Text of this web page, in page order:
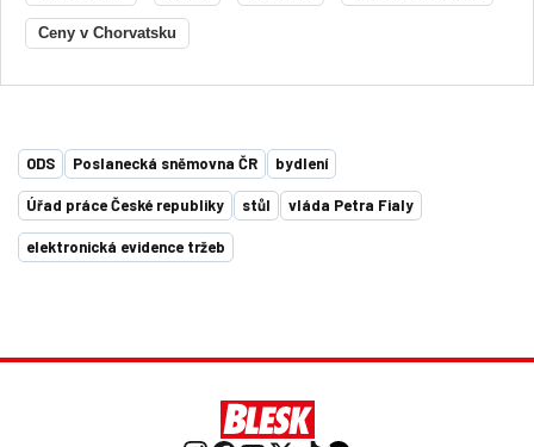
Ceny v Chorvatsku
ODS Poslanecká sněmovna ČR bydlení
Úřad práce České republiky stůl vláda Petra Fialy
elektronická evidence tržeb